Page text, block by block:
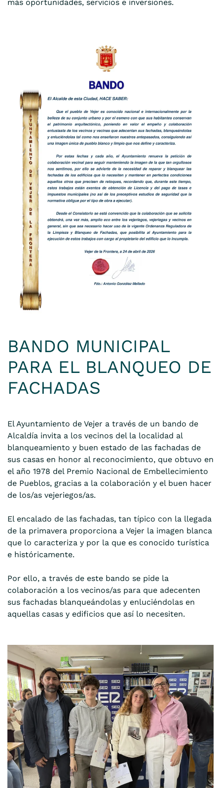
más oportunidades, servicios e inversiones.
BANDO MUNICIPAL
PARA EL BLANQUEO DE
FACHADAS
El Ayuntamiento de Vejer a través de un bando de
Alcaldía invita a los vecinos del la localidad al
blanqueamiento y buen estado de las fachadas de
sus casas en honor al reconocimiento, que obtuvo en
el año 1978 del Premio Nacional de Embellecimiento
de Pueblos, gracias a la colaboración y el buen hacer
de los/as vejeriegos/as.
El encalado de las fachadas, tan típico con la llegada
de la primavera proporciona a Vejer la imagen blanca
que lo caracteriza y por la que es conocido turística
e históricamente.
Por ello, a través de este bando se pide la
colaboración a los vecinos/as para que adecenten
sus fachadas blanqueándolas y enluciéndolas en
aquellas casas y edificios que así lo necesiten.